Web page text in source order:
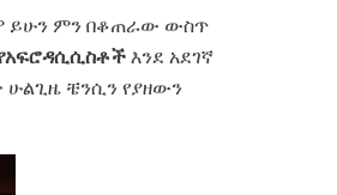
ይሁን ምን በቆጠራው ውስጥ
እንደ አደገኛ
ቼንሲን የያዘውን